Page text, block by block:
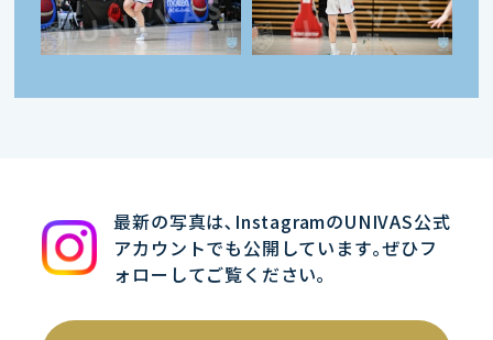
最新の写真は､InstagramのUNIVAS公式
アカウントでも公開しています｡ぜひフ
ォローしてご覧ください｡